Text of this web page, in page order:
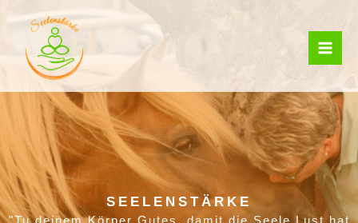
springen
SEELENSTÄRKE
"Tu deinem Körper Gutes, damit die Seele Lust hat